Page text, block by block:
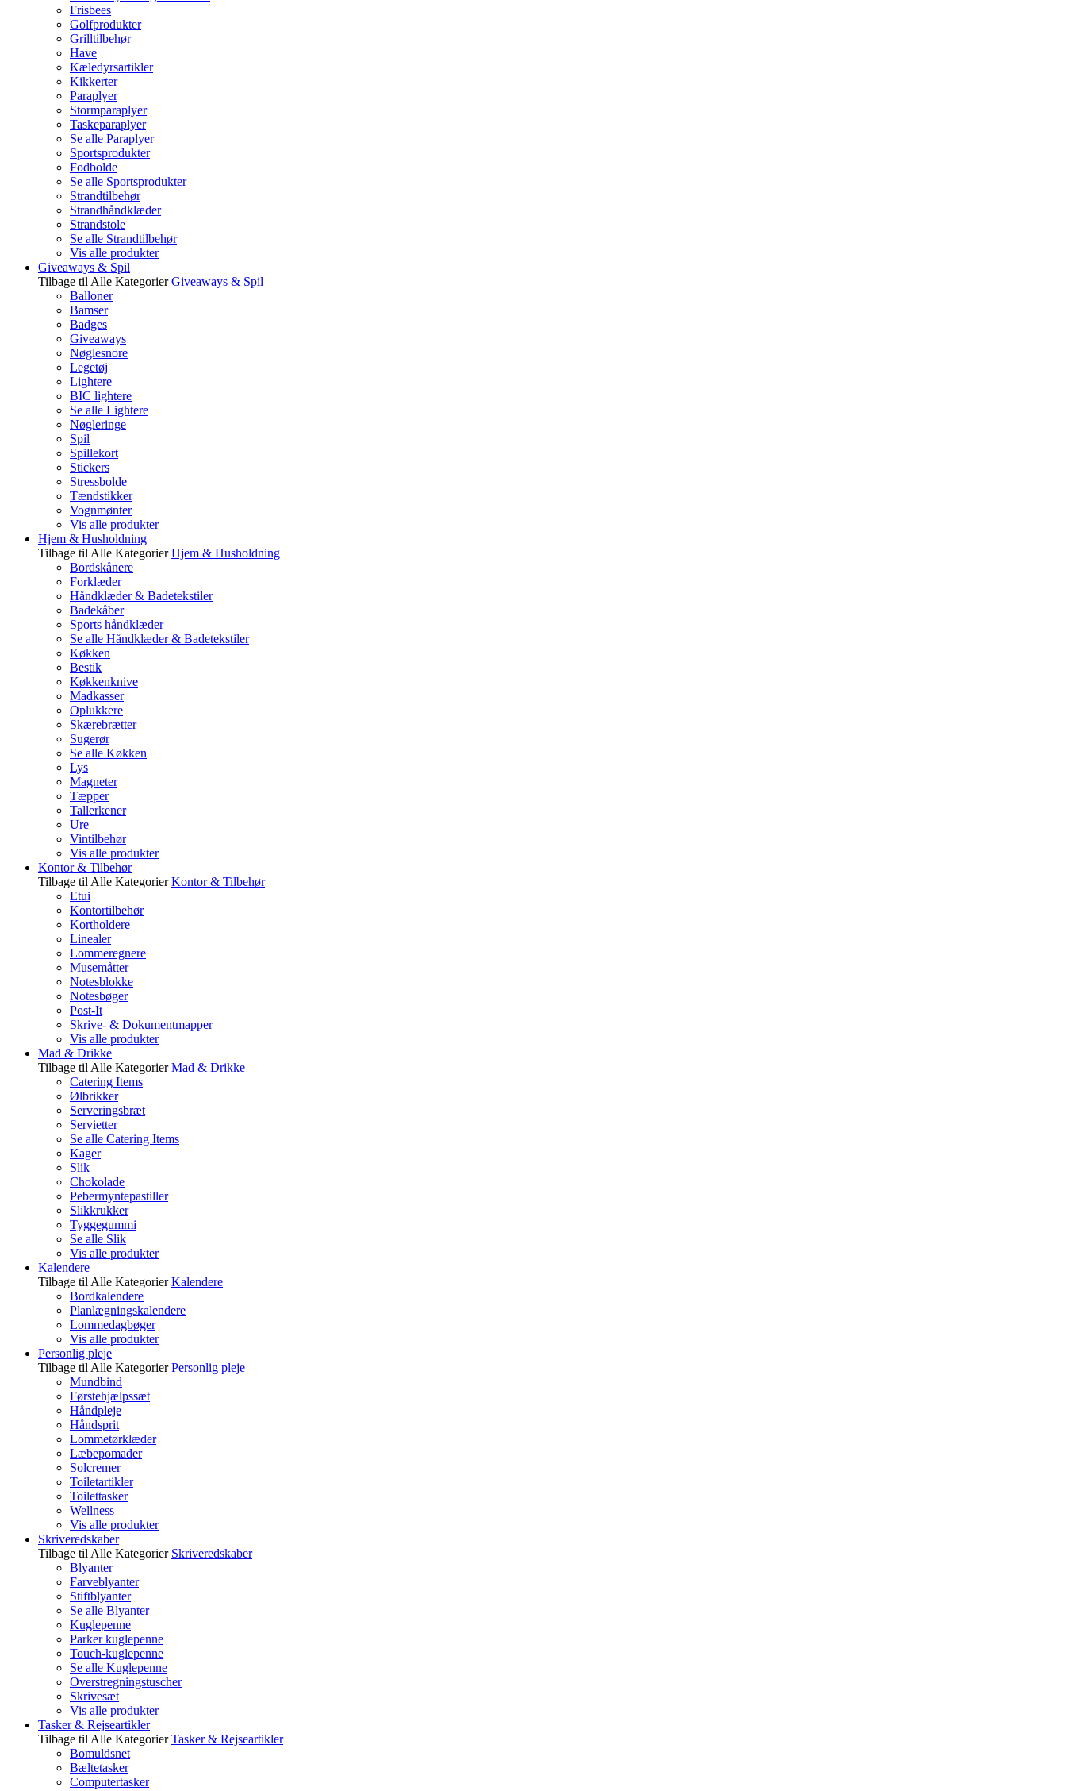
Frisbees
Golfprodukter
Grilltilbehør
Have
Kæledyrsartikler
Kikkerter
Paraplyer
Stormparaplyer
Taskeparaplyer
Se alle Paraplyer
Sportsprodukter
Fodbolde
Se alle Sportsprodukter
Strandtilbehør
Strandhåndklæder
Strandstole
Se alle Strandtilbehør
Vis alle produkter
Giveaways & Spil
Tilbage til Alle Kategorier Giveaways & Spil
Balloner
Bamser
Badges
Giveaways
Nøglesnore
Legetøj
Lightere
BIC lightere
Se alle Lightere
Nøgleringe
Spil
Spillekort
Stickers
Stressbolde
Tændstikker
Vognmønter
Vis alle produkter
Hjem & Husholdning
Tilbage til Alle Kategorier Hjem & Husholdning
Bordskånere
Forklæder
Håndklæder & Badetekstiler
Badekåber
Sports håndklæder
Se alle Håndklæder & Badetekstiler
Køkken
Bestik
Køkkenknive
Madkasser
Oplukkere
Skærebrætter
Sugerør
Se alle Køkken
Lys
Magneter
Tæpper
Tallerkener
Ure
Vintilbehør
Vis alle produkter
Kontor & Tilbehør
Tilbage til Alle Kategorier Kontor & Tilbehør
Etui
Kontortilbehør
Kortholdere
Linealer
Lommeregnere
Musemåtter
Notesblokke
Notesbøger
Post-It
Skrive- & Dokumentmapper
Vis alle produkter
Mad & Drikke
Tilbage til Alle Kategorier Mad & Drikke
Catering Items
Ølbrikker
Serveringsbræt
Servietter
Se alle Catering Items
Kager
Slik
Chokolade
Pebermyntepastiller
Slikkrukker
Tyggegummi
Se alle Slik
Vis alle produkter
Kalendere
Tilbage til Alle Kategorier Kalendere
Bordkalendere
Planlægningskalendere
Lommedagbøger
Vis alle produkter
Personlig pleje
Tilbage til Alle Kategorier Personlig pleje
Mundbind
Førstehjælpssæt
Håndpleje
Håndsprit
Lommetørklæder
Læbepomader
Solcremer
Toiletartikler
Toilettasker
Wellness
Vis alle produkter
Skriveredskaber
Tilbage til Alle Kategorier Skriveredskaber
Blyanter
Farveblyanter
Stiftblyanter
Se alle Blyanter
Kuglepenne
Parker kuglepenne
Touch-kuglepenne
Se alle Kuglepenne
Overstregningstuscher
Skrivesæt
Vis alle produkter
Tasker & Rejseartikler
Tilbage til Alle Kategorier Tasker & Rejseartikler
Bomuldsnet
Bæltetasker
Computertasker